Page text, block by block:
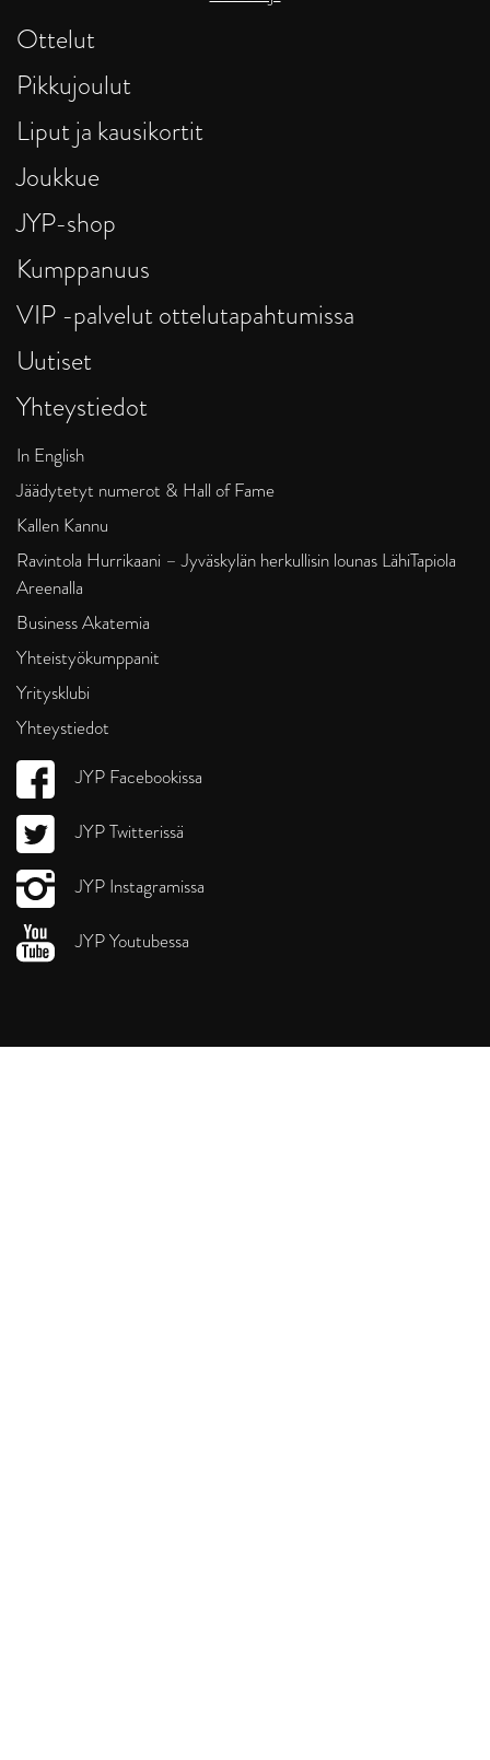
Ottelut
Pikkujoulut
Liput ja kausikortit
Joukkue
JYP-shop
Kumppanuus
VIP -palvelut ottelutapahtumissa
Uutiset
Yhteystiedot
In English
Jäädytetyt numerot & Hall of Fame
Kallen Kannu
Ravintola Hurrikaani – Jyväskylän herkullisin lounas LähiTapiola
Areenalla
Business Akatemia
Yhteistyökumppanit
Yritysklubi
Yhteystiedot
JYP Facebookissa
JYP Twitterissä
JYP Instagramissa
JYP Youtubessa